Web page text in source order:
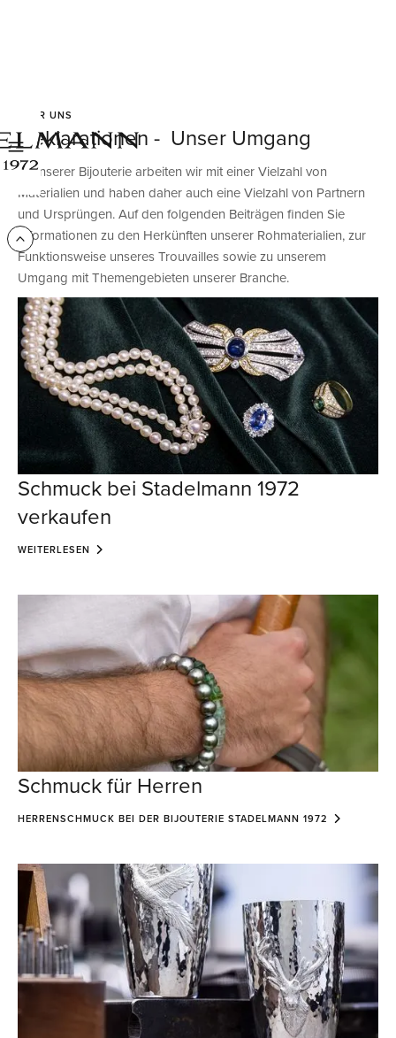
ÜBER UNS
Deklarationen - Unser Umgang
In unserer Bijouterie arbeiten wir mit einer Vielzahl von
Materialien und haben daher auch eine Vielzahl von Partnern
und Ursprüngen. Auf den folgenden Beiträgen finden Sie
Informationen zu den Herkünften unserer Rohmaterialien, zur
Funktionsweise unseres Trouvailles sowie zu unserem
Umgang mit Themengebieten unserer Branche.
Schmuck bei Stadelmann 1972
verkaufen
WEITERLESEN
Schmuck für Herren
HERRENSCHMUCK BEI DER BIJOUTERIE STADELMANN 1972